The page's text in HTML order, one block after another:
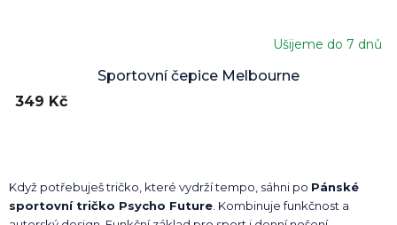
Sportovní čepice Melbourne
Ušijeme do 7 dnů
349 Kč
Když potřebuješ tričko, které vydrží tempo, sáhni po Pánské
sportovní tričko Psycho Future . Kombinuje funkčnost a